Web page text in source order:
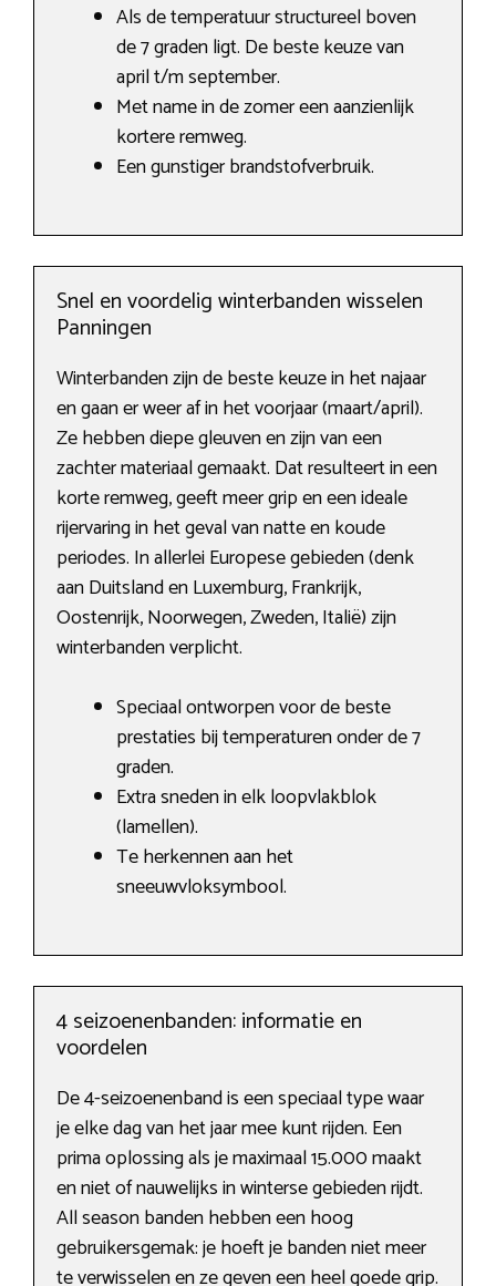
Als de temperatuur structureel boven
de 7 graden ligt. De beste keuze van
april t/m september.
Met name in de zomer een aanzienlijk
kortere remweg.
Een gunstiger brandstofverbruik.
Snel en voordelig winterbanden wisselen
Panningen
Winterbanden zijn de beste keuze in het najaar
en gaan er weer af in het voorjaar (maart/april).
Ze hebben diepe gleuven en zijn van een
zachter materiaal gemaakt. Dat resulteert in een
korte remweg, geeft meer grip en een ideale
rijervaring in het geval van natte en koude
periodes. In allerlei Europese gebieden (denk
aan Duitsland en Luxemburg, Frankrijk,
Oostenrijk, Noorwegen, Zweden, Italië) zijn
winterbanden verplicht.
Speciaal ontworpen voor de beste
prestaties bij temperaturen onder de 7
graden.
Extra sneden in elk loopvlakblok
(lamellen).
Te herkennen aan het
sneeuwvloksymbool.
4 seizoenenbanden: informatie en
voordelen
De 4-seizoenenband is een speciaal type waar
je elke dag van het jaar mee kunt rijden. Een
prima oplossing als je maximaal 15.000 maakt
en niet of nauwelijks in winterse gebieden rijdt.
All season banden hebben een hoog
gebruikersgemak: je hoeft je banden niet meer
te verwisselen en ze geven een heel goede grip.